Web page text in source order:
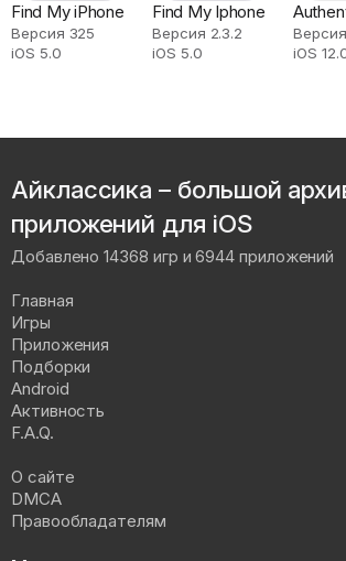
Find My iPhone
Версия 325
iOS 5.0
Find My Iphone
Версия 2.3.2
iOS 5.0
iOS
Айклассика – большой
приложений для iOS
Добавлено 14368 игр и 6944 приложений
Главная
Игры
Приложения
Подборки
Android
Активность
F.A.Q.
О сайте
DMCA
Правообладателям